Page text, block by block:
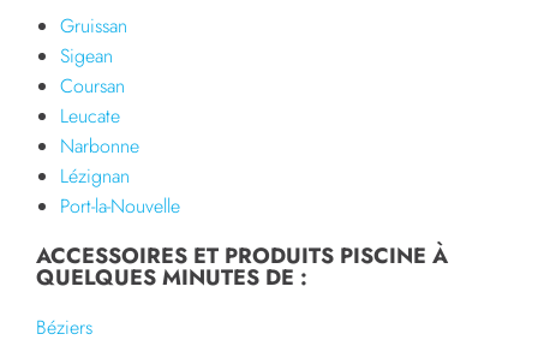
Gruissan
Sigean
Coursan
Leucate
Narbonne
Lézignan
Port-la-Nouvelle
ACCESSOIRES ET PRODUITS PISCINE À
QUELQUES MINUTES DE :
Béziers